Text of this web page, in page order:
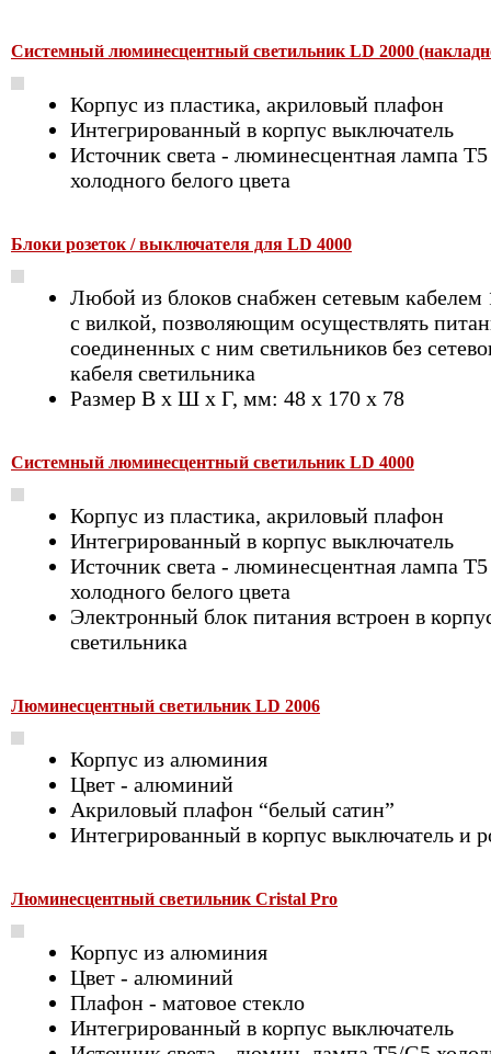
Системный люминесцентный светильник LD 2000
Корпус из пластика, акриловый плафон
Интегрированный в корпус выключатель
Источник света - люминесцентная лампа Т5
холодного белого цвета
Блоки розеток / выключателя для LD 4000
Любой из блоков снабжен сетевым
с вилкой, позволяющим осуществлять
соединенных с ним светильников без
кабеля светильника
Размер В х Ш х Г, мм: 48 х 170 х 78
Системный люминесцентный светильник LD 4000
Корпус из пластика, акриловый плафон
Интегрированный в корпус выключатель
Источник света - люминесцентная лампа Т5
холодного белого цвета
Электронный блок питания встроен в
светильника
Люминесцентный светильник LD 2006
Корпус из алюминия
Цвет - алюминий
Акриловый плафон “белый сатин”
Интегрированный в корпус выключатель и
Люминесцентный светильник Cristal Pro
Корпус из алюминия
Цвет - алюминий
Плафон - матовое стекло
Интегрированный в корпус выключатель